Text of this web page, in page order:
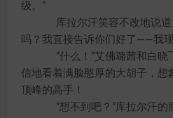
级。”
库拉尔汗笑容不改地说道
吗？我直接告诉你们好了——我
“什么！”艾佛璐茜和白晓
信地看着满脸憨厚的大胡子，想
顶峰的高手！
“想不到吧？”库拉尔汗的